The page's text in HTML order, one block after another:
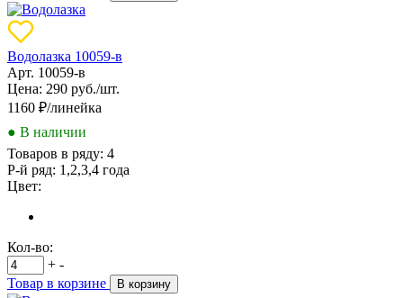
Водолазка 10059-в
Арт. 10059-в
Цена: 290 руб./шт.
1160 ₽/линейка
● В наличии
Товаров в ряду: 4
Р-й ряд: 1,2,3,4 года
Цвет:
Кол-во:
+ -
Товар в корзине
В корзину